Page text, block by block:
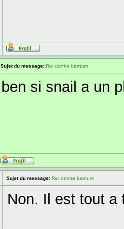
Sujet du message: Re: donne barnum
ben si snail a un
Sujet du message: Re: donne barnum
Non. Il est tout a